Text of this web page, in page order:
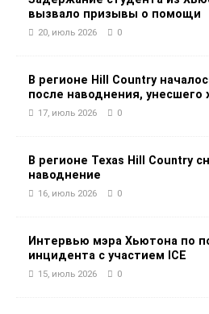
вызвало призывы о помощи
20, июль 2026 0
В регионе Hill Country
после наводнения, унесшего
17, июль 2026 0
В регионе Texas Hill Country
наводнение
16, июль 2026 0
Интервью мэра Хьютона по
инцидента с участием ICE
15, июль 2026 0